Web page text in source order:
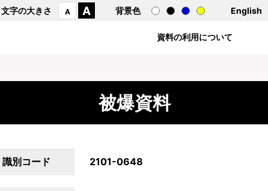
文字の大きさ A A 背景色 English
資料の利用について
被爆資料
識別コード 2101-0648